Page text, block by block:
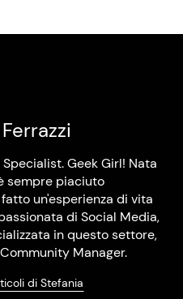
Geek Girl! Nata
sempre piaciuto
un'esperienza di vita
di Social Media,
in questo settore,
Manager.
di Stefania